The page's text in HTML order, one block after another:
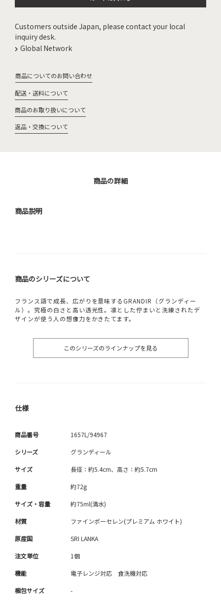
Customers outside Japan, please contact your local
inquiry desk.
Global Network
商品についてのお問い合わせ
配送・送料について
商品のお取り扱いについて
返品・交換について
商品の詳細
商品説明
商品のシリーズについて
フランス語で成長、広がりを意味するGRANDIR（グランディー
ル）。究極の白さと高い透光性。凛とした佇まいと洗練されたデ
ザインが使う人の想像力をかきたてます。
このシリーズのラインナップを見る
仕様
商品番号 1657L/94967
シリーズ グランディール
サイズ 長径：約5.4cm、高さ：約5.7cm
重量 約72g
サイズ・容量 約75ml(満水)
材質 ファインポーセレン(プレミアム ホワイト)
原産国 SRI LANKA
注文単位 1個
機能 電子レンジ対応 食洗機対応
梱包サイズ -